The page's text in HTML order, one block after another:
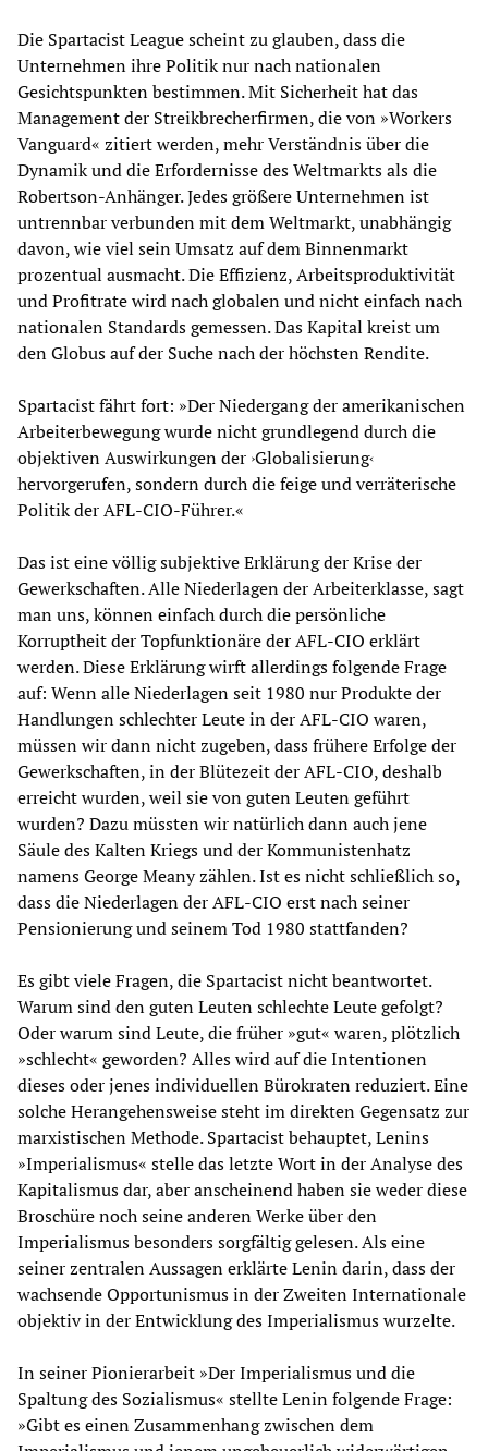
Die Spartacist League scheint zu glauben, dass die
Unternehmen ihre Politik nur nach nationalen
Gesichtspunkten bestimmen. Mit Sicherheit hat das
Management der Streikbrecherfirmen, die von »Workers
Vanguard« zitiert werden, mehr Verständnis über die
Dynamik und die Erfordernisse des Weltmarkts als die
Robertson-Anhänger. Jedes größere Unternehmen ist
untrennbar verbunden mit dem Weltmarkt, unabhängig
davon, wie viel sein Umsatz auf dem Binnenmarkt
prozentual ausmacht. Die Effizienz, Arbeitsproduktivität
und Profitrate wird nach globalen und nicht einfach nach
nationalen Standards gemessen. Das Kapital kreist um
den Globus auf der Suche nach der höchsten Rendite.
Spartacist fährt fort: »Der Niedergang der amerikanischen
Arbeiterbewegung wurde nicht grundlegend durch die
objektiven Auswirkungen der ›Globalisierung‹
hervorgerufen, sondern durch die feige und verräterische
Politik der AFL-CIO-Führer.«
Das ist eine völlig subjektive Erklärung der Krise der
Gewerkschaften. Alle Niederlagen der Arbeiterklasse, sagt
man uns, können einfach durch die persönliche
Korruptheit der Topfunktionäre der AFL-CIO erklärt
werden. Diese Erklärung wirft allerdings folgende Frage
auf: Wenn alle Niederlagen seit 1980 nur Produkte der
Handlungen schlechter Leute in der AFL-CIO waren,
müssen wir dann nicht zugeben, dass frühere Erfolge der
Gewerkschaften, in der Blütezeit der AFL-CIO, deshalb
erreicht wurden, weil sie von guten Leuten geführt
wurden? Dazu müssten wir natürlich dann auch jene
Säule des Kalten Kriegs und der Kommunistenhatz
namens George Meany zählen. Ist es nicht schließlich so,
dass die Niederlagen der AFL-CIO erst nach seiner
Pensionierung und seinem Tod 1980 stattfanden?
Es gibt viele Fragen, die Spartacist nicht beantwortet.
Warum sind den guten Leuten schlechte Leute gefolgt?
Oder warum sind Leute, die früher »gut« waren, plötzlich
»schlecht« geworden? Alles wird auf die Intentionen
dieses oder jenes individuellen Bürokraten reduziert. Eine
solche Herangehensweise steht im direkten Gegensatz zur
marxistischen Methode. Spartacist behauptet, Lenins
»Imperialismus« stelle das letzte Wort in der Analyse des
Kapitalismus dar, aber anscheinend haben sie weder diese
Broschüre noch seine anderen Werke über den
Imperialismus besonders sorgfältig gelesen. Als eine
seiner zentralen Aussagen erklärte Lenin darin, dass der
wachsende Opportunismus in der Zweiten Internationale
objektiv in der Entwicklung des Imperialismus wurzelte.
In seiner Pionierarbeit »Der Imperialismus und die
Spaltung des Sozialismus« stellte Lenin folgende Frage:
»Gibt es einen Zusammenhang zwischen dem